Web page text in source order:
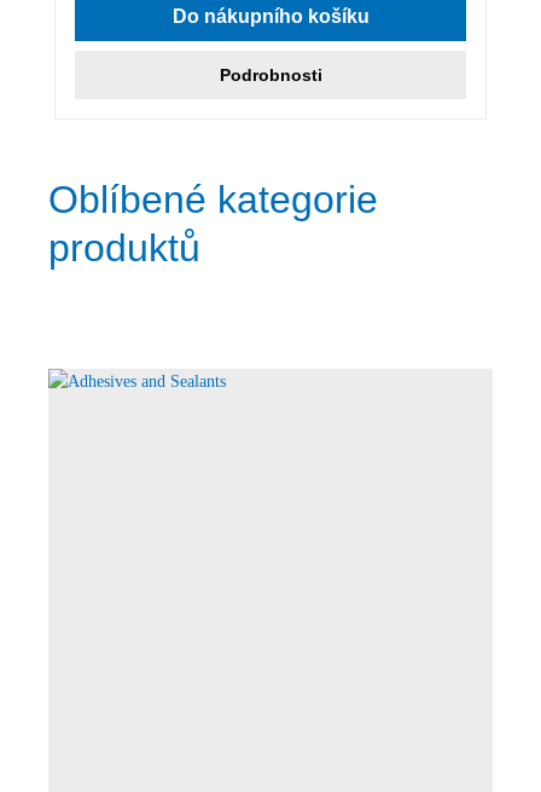
Do nákupního košíku
Podrobnosti
Oblíbené kategorie
produktů